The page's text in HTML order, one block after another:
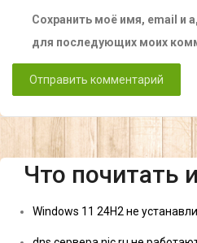
Сохранить моё имя, email и
для последующих моих
Что почитать
Windows 11 24H2 не